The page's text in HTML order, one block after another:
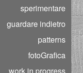
sperimentare
guardare indietro
patterns
fotoGrafica